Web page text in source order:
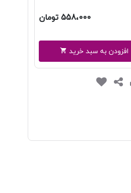
558،000 تومان
افزودن به سبد خرید